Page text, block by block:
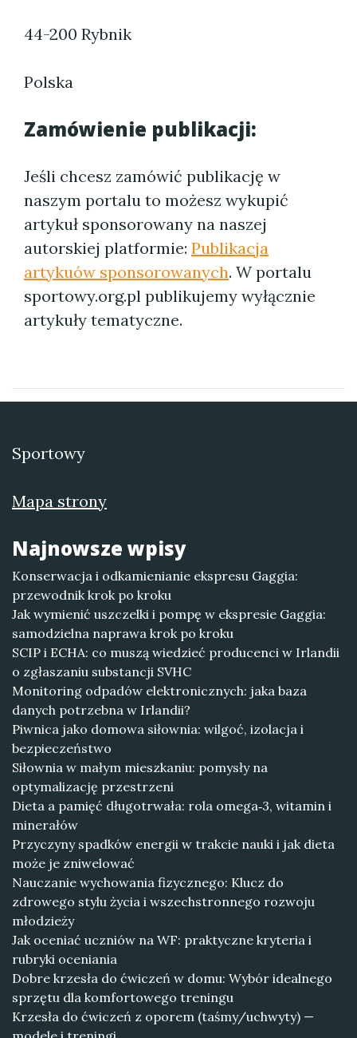
44-200 Rybnik
Polska
Zamówienie publikacji:
Jeśli chcesz zamówić publikację w
naszym portalu to możesz wykupić
artykuł sponsorowany na naszej
autorskiej platformie: Publikacja
artykuów sponsorowanych. W portalu
sportowy.org.pl publikujemy wyłącznie
artykuły tematyczne.
Sportowy
Mapa strony
Najnowsze wpisy
Konserwacja i odkamienianie ekspresu Gaggia:
przewodnik krok po kroku
Jak wymienić uszczelki i pompę w ekspresie Gaggia:
samodzielna naprawa krok po kroku
SCIP i ECHA: co muszą wiedzieć producenci w Irlandii
o zgłaszaniu substancji SVHC
Monitoring odpadów elektronicznych: jaka baza
danych potrzebna w Irlandii?
Piwnica jako domowa siłownia: wilgoć, izolacja i
bezpieczeństwo
Siłownia w małym mieszkaniu: pomysły na
optymalizację przestrzeni
Dieta a pamięć długotrwała: rola omega‑3, witamin i
minerałów
Przyczyny spadków energii w trakcie nauki i jak dieta
może je zniwelować
Nauczanie wychowania fizycznego: Klucz do
zdrowego stylu życia i wszechstronnego rozwoju
młodzieży
Jak oceniać uczniów na WF: praktyczne kryteria i
rubryki oceniania
Dobre krzesła do ćwiczeń w domu: Wybór idealnego
sprzętu dla komfortowego treningu
Krzesła do ćwiczeń z oporem (taśmy/uchwyty) —